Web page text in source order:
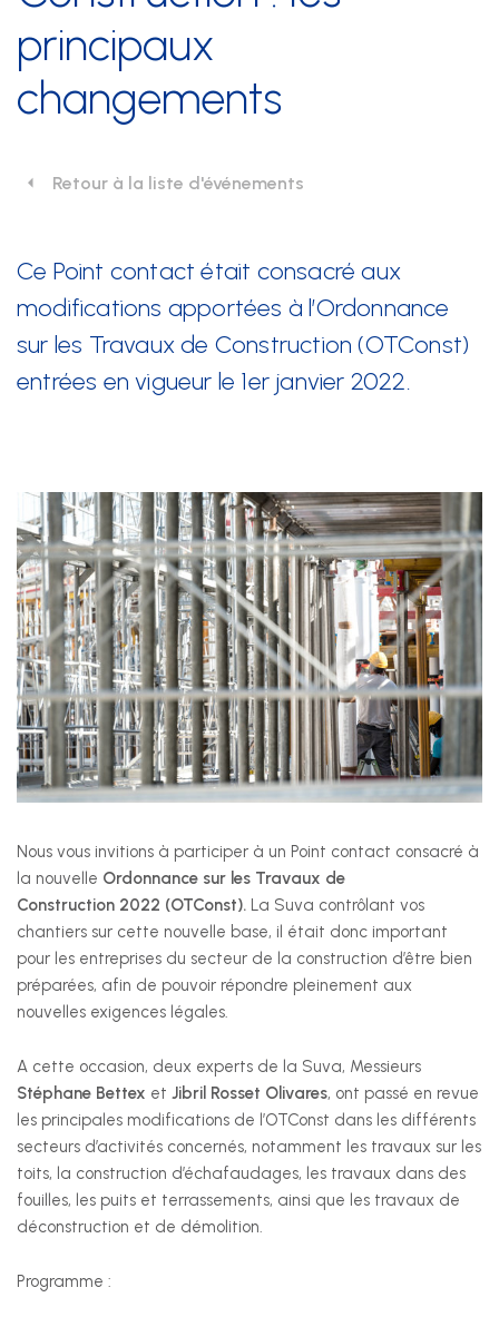
Nos prestations
Développement durable
Sécurité au travail et protection de la santé
Technique
SSE Genève
Itinéraire
+41 22 949 18 18
sse(at)sse-ge.ch
Formulaire de contact
Horaires
Les horaires de notre secrétariat sont :
lundi au jeudi
08:00 - 12:00
vendredi
08:00 - 12:00
13:30 - 16:30
Nous suivre
principaux
changements
Retour à la liste d'événements
Ce Point contact était consacré aux
modifications apportées à l’Ordonnance
sur les Travaux de Construction (OTConst)
entrées en vigueur le 1er janvier 2022.
Nous vous invitions à participer à un Point contact consacré à
la nouvelle Ordonnance sur les Travaux de
Construction 2022 (OTConst). La Suva contrôlant vos
chantiers sur cette nouvelle base, il était donc important
pour les entreprises du secteur de la construction d’être bien
préparées, afin de pouvoir répondre pleinement aux
nouvelles exigences légales.
A cette occasion, deux experts de la Suva, Messieurs
Stéphane Bettex et Jibril Rosset Olivares, ont passé en revue
les principales modifications de l’OTConst dans les différents
secteurs d’activités concernés, notamment les travaux sur les
toits, la construction d’échafaudages, les travaux dans des
fouilles, les puits et terrassements, ainsi que les travaux de
déconstruction et de démolition.
Programme :